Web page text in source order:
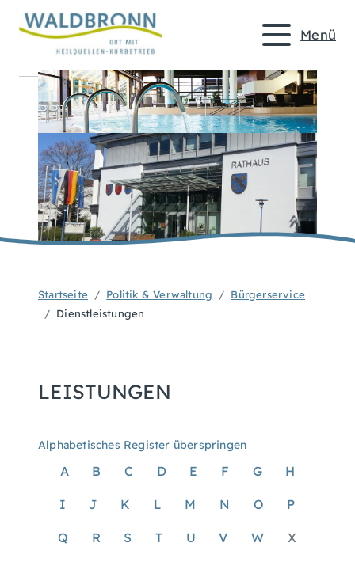
Menü
Startseite Politik & Verwaltung
Bürgerservice
Dienstleistungen
LEISTUNGEN
Alphabetisches Register überspringen
A B C D E F G H
I J K L M N O P
Q R S T U V W X